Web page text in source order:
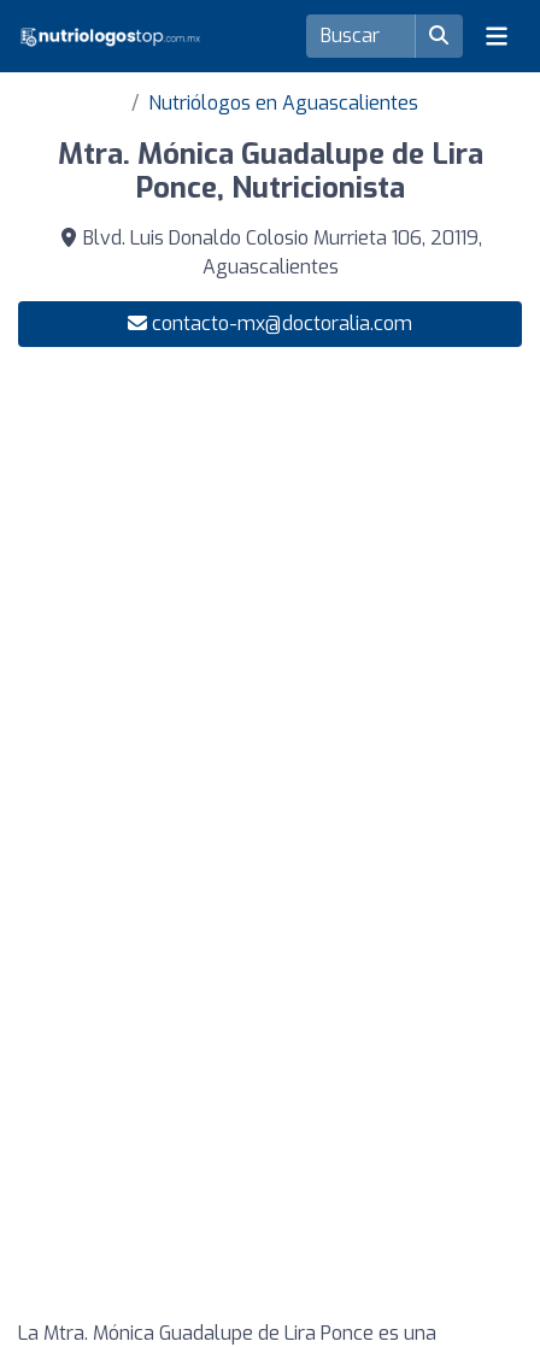
Nutriólogos en Aguascalientes
Mtra. Mónica Guadalupe de Lira
Ponce, Nutricionista
Blvd. Luis Donaldo Colosio Murrieta 106, 20119,
Aguascalientes
contacto-mx@doctoralia.com
La Mtra. Mónica Guadalupe de Lira Ponce es una